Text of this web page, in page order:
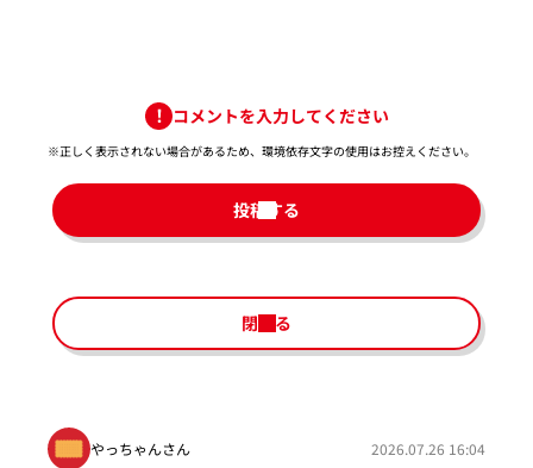
コメントを入力してください
※正しく表示されない場合があるため、環境依存文字の使用はお控えください。​
投稿する
閉じる
やっちゃんさん 2026.07.26 16:04